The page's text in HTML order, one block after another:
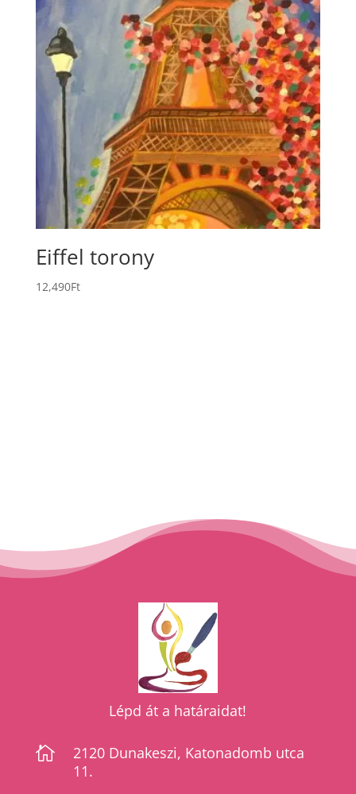
Eiffel torony
12,490Ft
Lépd át a határaidat!

2120 Dunakeszi, Katonadomb utca
11.